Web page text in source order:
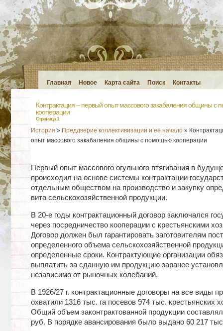
Главная Новое Карта сайта Поиск Контакты
Контрактация – первый опыт массового закабаления общины с
кооперации
Страница 1
История » Преддверие коллективизации и ее начало»
опыт массового закабаления общины с помощью кооперации
Первый опыт массового огульного втягивания в
происходил на основе системы контрактации
отдельным обществом на производство и закупку
вита сельскохозяйственной продукции.
В 20-е годы контрактационный договор заключался
через посредничество кооперации с крестьянскими
Договор должен был гарантировать заготовителям
определенного объема сельскохозяйственной
определенные сроки. Контрактующие организации
выплатить за сданную им продукцию заранее
независимо от рыночных колебаний.
В 1926/27 г. контрактационные договоры на все виды
охватили 1316 тыс. га посевов 974 тыс. крестьянских
Общий объем законтрактованной продукции
руб. В порядке авансирования было выдано 60 217